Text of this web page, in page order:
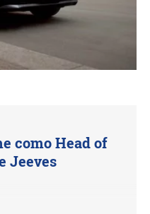
como Head of
Jeeves